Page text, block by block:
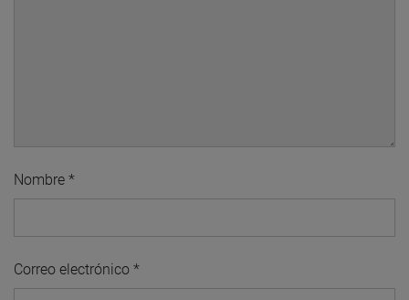
Nombre *
Correo electrónico *